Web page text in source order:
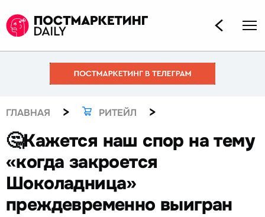
ГЛАВНАЯ > РИТЕЙЛ >
🤔Кажется наш спор на тему
«когда закроется
Шоколадница»
преждевременно выигран